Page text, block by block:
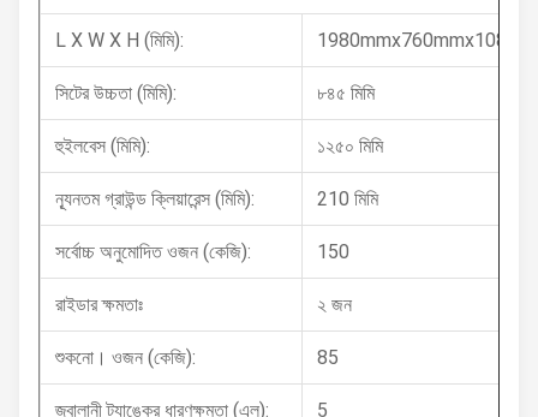
L X W X H (মিমি):
সিটের উচ্চতা (মিমি): ৮৪৫ মিমি
হুইলবেস (মিমি): ১২৫০ মিমি
ন্যূনতম গ্রাউন্ড ক্লিয়ারেন্স (মিমি): 210 মিমি
সর্বোচ্চ অনুমোদিত ওজন (কেজি): 150
রাইডার ক্ষমতাঃ ২ জন
শুকনো। ওজন (কেজি): 85
জ্বালানী ট্যাঙ্কের ধারণক্ষমতা (এল): 5